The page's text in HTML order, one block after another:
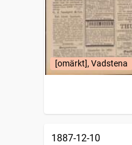
[omärkt], Vadstena
1887-12-10